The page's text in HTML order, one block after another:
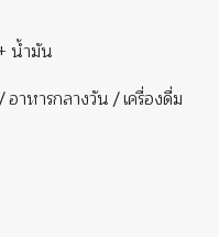
น้ำมัน
อาหารกลางวัน / เครื่องดื่ม